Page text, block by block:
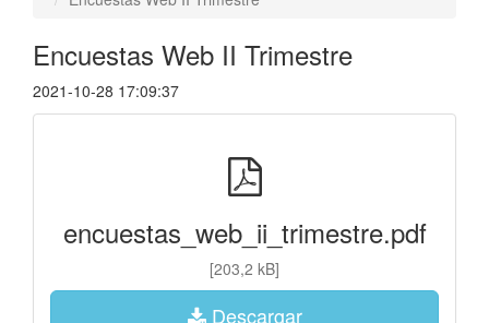
Encuestas Web II Trimestre
2021-10-28 17:09:37
encuestas_web_ii_trimestre.pdf
[203,2 kB]
Descargar